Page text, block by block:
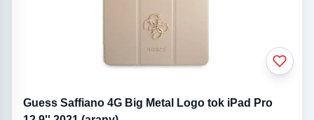
Guess Saffiano 4G Big Metal Logo tok iPad Pro